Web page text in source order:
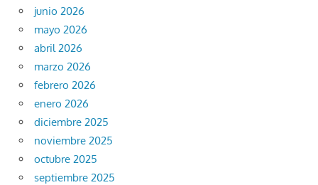
junio 2026
mayo 2026
abril 2026
marzo 2026
febrero 2026
enero 2026
diciembre 2025
noviembre 2025
octubre 2025
septiembre 2025